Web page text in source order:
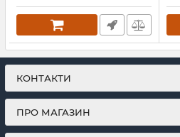
КОНТАКТИ
ПРО МАГАЗИН